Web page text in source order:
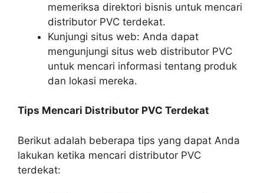
memeriksa direktori bisnis untuk mencari
distributor PVC terdekat.
Kunjungi situs web: Anda dapat
mengunjungi situs web distributor PVC
untuk mencari informasi tentang produk
dan lokasi mereka.
Tips Mencari Distributor PVC Terdekat
Berikut adalah beberapa tips yang dapat Anda
lakukan ketika mencari distributor PVC
terdekat: